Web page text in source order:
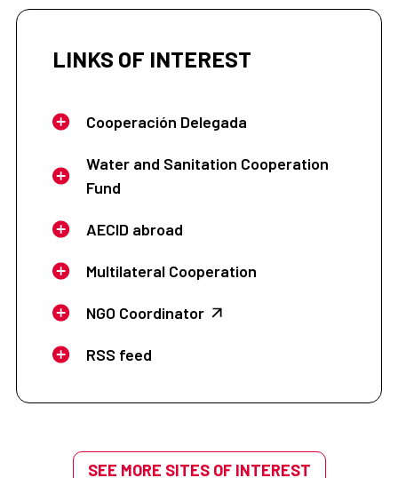
LINKS OF INTEREST
Cooperación Delegada
Water and Sanitation Cooperation
Fund
AECID abroad
Multilateral Cooperation
NGO Coordinator
RSS feed
SEE MORE SITES OF INTEREST